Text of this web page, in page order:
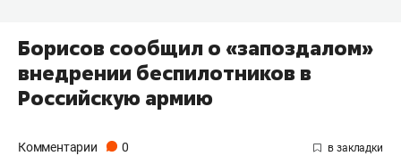
Борисов сообщил о «запоздалом»
внедрении беспилотников в
Российскую армию
Комментарии 0